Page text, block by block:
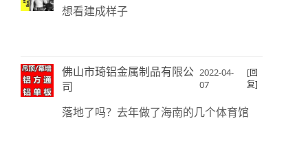
想看建成样子
佛山市琦铝金属制品有限公
司
2022-04-
07
[回
复]
落地了吗？去年做了海南的几个体育馆